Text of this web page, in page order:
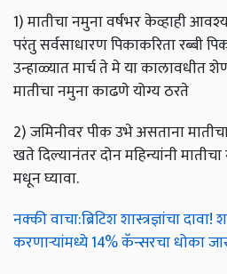
1) मातीचा नमुना वर्षभर केव्हाही
परंतु सर्वसाधारण पिकाकरिता रब्बी
उन्हाळ्यात मार्च ते मे या कालावधीत
मातीचा नमुना काढणे योग्य ठरते
2) जमिनीवर पीक उभे असताना
खते दिल्यानंतर दोन महिन्यांनी
मधून घ्यावा.
नक्की वाचा:ब्रिटिश शास्त्रज्ञांचा दावा!
करणाऱ्यांमध्ये 14% कॅन्सरचा धोका